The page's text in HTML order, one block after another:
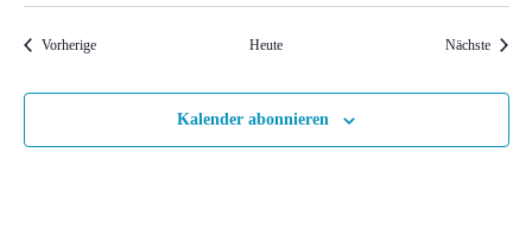
VorherigeVeranstaltungen Heute Nächste
Kalender abonnieren